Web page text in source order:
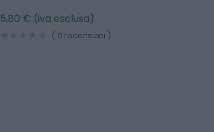
5,80 € (iva esclusa)
( 0 recensioni )